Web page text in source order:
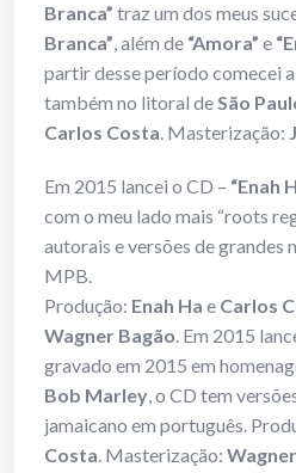
Branca” traz um dos meus
Branca”, além de “Amora” e
partir desse período comecei
também no litoral deSão
Carlos Costa. Masterização:
Em 2015 lancei o CD – “Enah
com o meu lado mais “roots
autorais e versões de grandes
MPB.
Produção: Enah Ha e Carlos
Wagner Bagão. Em 2015
gravado em 2015 em
Bob Marley, o CD tem
jamaicano em português.
Costa. Masterização: